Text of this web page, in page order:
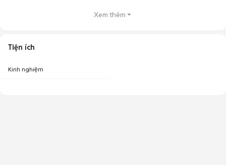
ưng ý, bạn có thể tham khảo thêm iPhone 12 Pro Max cũ
Xem thêm
Tiện ích
Kinh nghiệm